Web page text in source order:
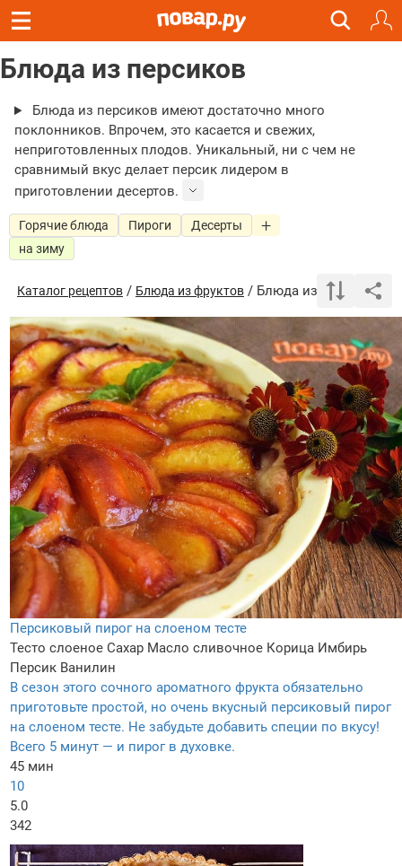
Блюда из персиков
Блюда из персиков имеют достаточно много
поклонников. Впрочем, это касается и свежих,
неприготовленных плодов. Уникальный, ни с чем не
сравнимый вкус делает персик лидером в
приготовлении десертов.
Горячие блюда Пироги
Десерты
на зиму
Каталог рецептов / Блюда из фруктов / Блюда из персиков
Персиковый пирог на слоеном тесте
Тесто слоеное Сахар Масло сливочное Корица Имбирь
Персик Ванилин
В сезон этого сочного ароматного фрукта обязательно
приготовьте простой, но очень вкусный персиковый пирог
на слоеном тесте. Не забудьте добавить специи по вкусу!
Всего 5 минут — и пирог в духовке.
45 мин
10
5.0
342